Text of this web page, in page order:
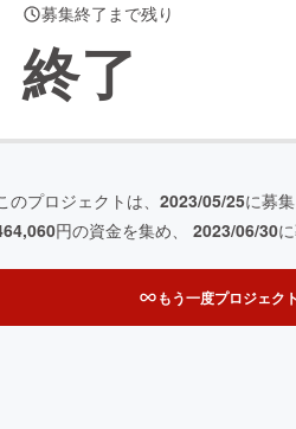
募集終了まで残り
終了
のプロジェクトは、 2023/05/25に募
円の資金を集め、 2023/06/30
もう一度プロジェク